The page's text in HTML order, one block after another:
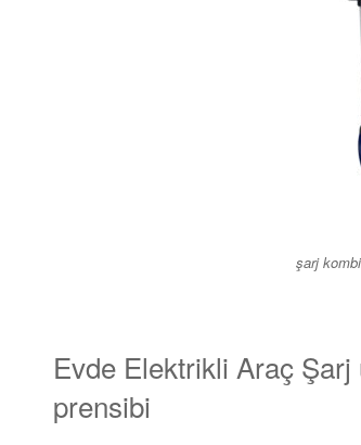
şarj
Evde Elektrikli Araç Şarj
prensibi